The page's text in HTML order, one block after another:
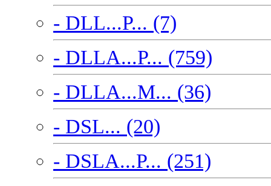
- DLL...P... (7)
- DLLA...P... (759)
- DLLA...M... (36)
- DSL... (20)
- DSLA...P... (251)